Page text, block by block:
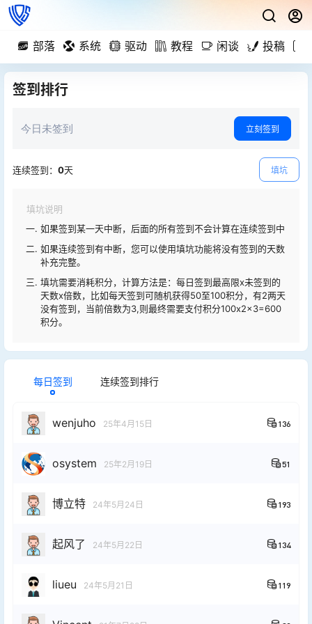
部落 系统 驱动 教程 闲谈 投稿
签到排行
今日未签到 立刻签到
连续签到： 0天 填坑
填坑说明
如果签到某一天中断，后面的所有签到不会计算在连续签到中
如果连续签到有中断，您可以使用填坑功能将没有签到的天数
补充完整。
填坑需要消耗积分，计算方法是：每日签到最高限x未签到的
天数x倍数，比如每天签到可随机获得50至100积分，有2两天
没有签到，当前倍数为3,则最终需要支付积分100x2x3=600
积分。
每日签到 连续签到排行
wenjuho 25年4月15日 136
osystem 25年2月19日 51
博立特 24年5月24日 193
起风了 24年5月22日 134
liueu 24年5月21日 119